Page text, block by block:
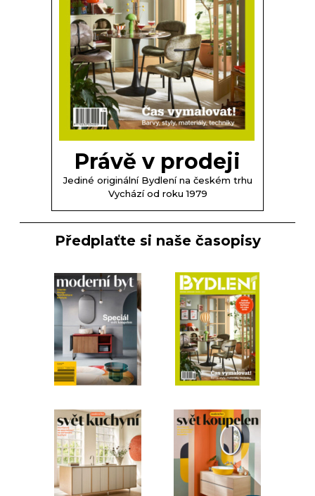
Právě v prodeji
Jediné originální Bydlení na českém trhu
Vychází od roku 1979
Předplaťte si naše časopisy